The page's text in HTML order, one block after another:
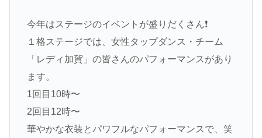
今年はステージのイベントが盛りだくさん❗️
１格ステージでは、女性タップダンス・チーム
「レディ加賀」の皆さんのパフォーマンスがあり
ます。
1回目10時〜
2回目12時〜
華やかな衣装とパワフルなパフォーマンスで、笑